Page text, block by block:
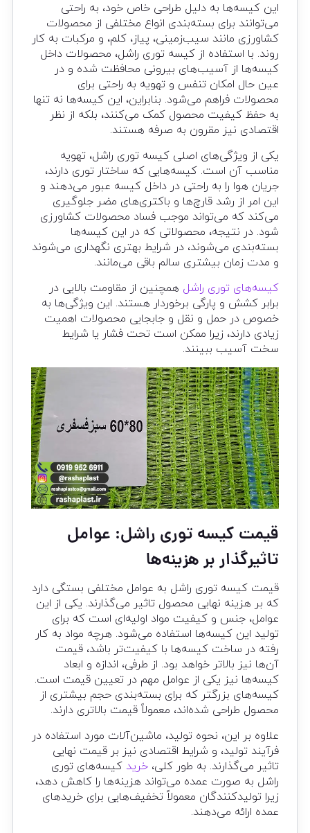
این کیسه‌ها به دلیل طراحی خاص خود، به راحتی
می‌توانند برای بسته‌بندی انواع مختلفی از محصولات
کشاورزی مانند سیب‌زمینی، پیاز، کلم، و مرکبات به کار
روند. با استفاده از کیسه توری راشل، محصولات داخل
کیسه‌ها از آسیب‌های بیرونی محافظت شده و در
عین حال امکان تنفس و تهویه به راحتی برای
محصولات فراهم می‌شود. بنابراین، این کیسه‌ها نه تنها
به حفظ کیفیت محصول کمک می‌کنند، بلکه از نظر
اقتصادی نیز مقرون به صرفه هستند.
یکی از ویژگی‌های اصلی کیسه توری راشل، تهویه
مناسب آن است. کیسه‌هایی که ساختار توری دارند،
جریان هوا را به راحتی در داخل کیسه عبور می‌دهند و
این امر از رشد قارچ‌ها و باکتری‌های مضر جلوگیری
می‌کند که می‌تواند موجب فساد محصولات کشاورزی
شود. در نتیجه، محصولاتی که در این کیسه‌ها
بسته‌بندی می‌شوند، در شرایط بهتری نگهداری می‌شوند
و مدت زمان بیشتری سالم باقی می‌مانند.
کیسه‌های توری راشل همچنین از مقاومت بالایی در
برابر کشش و پارگی برخوردار هستند. این ویژگی‌ها به
خصوص در حمل و نقل و جابجایی محصولات اهمیت
زیادی دارند، زیرا ممکن است تحت فشار یا شرایط
سخت آسیب ببینند.
قیمت کیسه توری راشل: عوامل
تاثیرگذار بر هزینه‌ها
قیمت کیسه توری راشل به عوامل مختلفی بستگی دارد
که بر هزینه نهایی محصول تاثیر می‌گذارند. یکی از این
عوامل، جنس و کیفیت مواد اولیه‌ای است که برای
تولید این کیسه‌ها استفاده می‌شود. هرچه مواد به کار
رفته در ساخت کیسه‌ها با کیفیت‌تر باشد، قیمت
آن‌ها نیز بالاتر خواهد بود. از طرفی، اندازه و ابعاد
کیسه‌ها نیز یکی از عوامل مهم در تعیین قیمت است.
کیسه‌های بزرگتر که برای بسته‌بندی حجم بیشتری از
محصول طراحی شده‌اند، معمولاً قیمت بالاتری دارند.
علاوه بر این، نحوه تولید، ماشین‌آلات مورد استفاده در
فرآیند تولید، و شرایط اقتصادی نیز بر قیمت نهایی
تاثیر می‌گذارند. به طور کلی،خرید کیسه‌های توری
راشل به صورت عمده می‌تواند هزینه‌ها را کاهش دهد،
زیرا تولیدکنندگان معمولاً تخفیف‌هایی برای خریدهای
عمده ارائه می‌دهند.